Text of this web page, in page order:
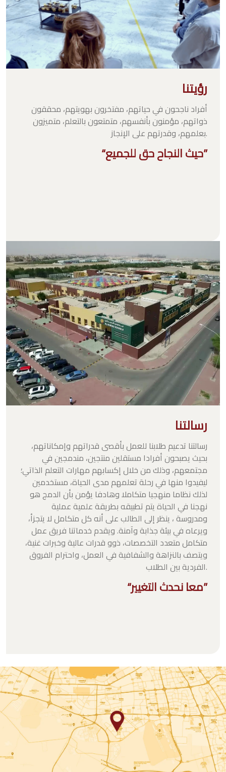
رؤيتنا
أفراد ناجحون في حياتهم، مفتخرون بهويتهم، محققون
ذواتهم، مؤمنون بأنفسهم، متمتعون بالتعلم، متميزون
بعلمهم، وقدرتهم على الإنجاز.
“حيث النجاح حق للجميع”
رسالتنا
رسالتنا تدعيم طلابنا للعمل بأقصى قدراتهم وإمكاناتهم،
بحيث يصبحون أفرادا مستقلين منتجين، مندمجين في
مجتمعهم، وذلك من خلال إكسابهم مهارات التعلم الذاتي؛
ليفيدوا منها في رحلة تعلمهم مدى الحياة، مستخدمين
لذلك نظاما منهجيا متكاملا وهادفا يؤمن بأن الدمج هو
نهجنا في الحياة يتم تطبيقه بطريقة علمية عملية
ومدروسة ، ينظر إلى الطالب على أنه كل متكامل لا يتجزأ،
ويرعاه في بيئة جذابة وآمنة. ويقدم خدماتنا فريق عمل
متكامل متعدد التخصصات، ذوو قدرات عالية وخبرات غنية،
ويتصف بالنزاهة والشفافية في العمل، واحترام الفروق
الفردية بين الطلاب.
“معا نحدث التغيير”